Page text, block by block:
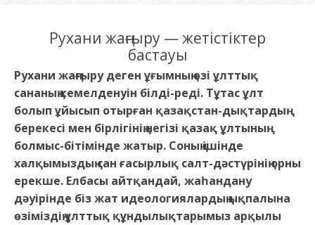
Рухани жаңғыру — жетістіктер
бастауы
Рухани жаңғыру деген ұғымның өзі ұлттық
сананың кемелденуін білді-реді. Тұтас ұлт
болып ұйысып отырған қазақстан-дықтардың
берекесі мен бірлігінің негізі қазақ ұлтының
болмыс-бітімінде жатыр. Соның ішінде
халқымыздың сан ғасырлық салт-дәстүрінің орны
ерекше. Елбасы айтқандай, жаһандану
дәуірінде біз жат идеологиялардың ықпалына
өзіміздің ұлттық құндылықтарымыз арқылы